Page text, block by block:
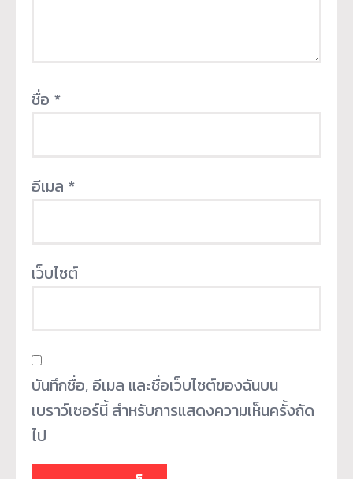
ชื่อ *
อีเมล *
เว็บไซต์
บันทึกชื่อ, อีเมล และชื่อเว็บไซต์ของฉันบน
เบราว์เซอร์นี้ สำหรับการแสดงความเห็นครั้งถัด
ไป